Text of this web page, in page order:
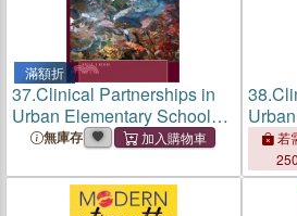
滿額折
37.Clinical Partnerships in
Urban Elementary School
Settings ― An Honest
Realities in the Preparation
of Teachers
無庫存
38.
of
若